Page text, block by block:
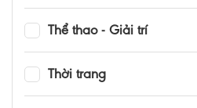
Thể thao - Giải trí
Thời trang